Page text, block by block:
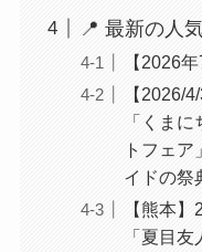
📍 最新の人
【2026
【2026/
「くま
トフェ
イドの祭
【熊本
「夏目